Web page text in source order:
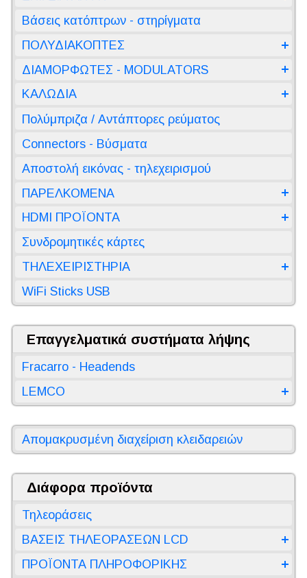
Βάσεις κατόπτρων - στηρίγματα
ΠΟΛΥΔΙΑΚΟΠΤΕΣ
ΔΙΑΜΟΡΦΩΤΕΣ - MODULATORS
ΚΑΛΩΔΙΑ
Πολύμπριζα / Αντάπτορες ρεύματος
Connectors - Βύσματα
Αποστολή εικόνας - τηλεχειρισμού
ΠΑΡΕΛΚΟΜΕΝΑ
HDMI ΠΡΟΪΟΝΤΑ
Συνδρομητικές κάρτες
ΤΗΛΕΧΕΙΡΙΣΤΗΡΙΑ
WiFi Sticks USB
Επαγγελματικά συστήματα λήψης
Fracarro - Headends
LEMCO
Απομακρυσμένη διαχείριση κλειδαρειών
Διάφορα προϊόντα
Τηλεοράσεις
ΒΑΣΕΙΣ ΤΗΛΕΟΡΑΣΕΩΝ LCD
ΠΡΟΪΟΝΤΑ ΠΛΗΡΟΦΟΡΙΚΗΣ